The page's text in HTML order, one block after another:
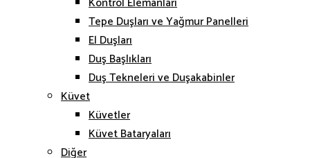
Tepe Duşları ve Yağmur Panelleri
El Duşları
Duş Başlıkları
Duş Tekneleri ve Duşakabinler
Küvet
Küvetler
Küvet Bataryaları
Diğer